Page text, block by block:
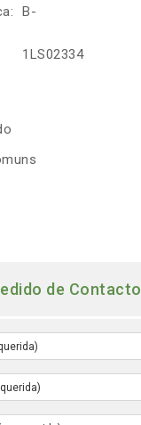
B-
1LS02334
de Contacto